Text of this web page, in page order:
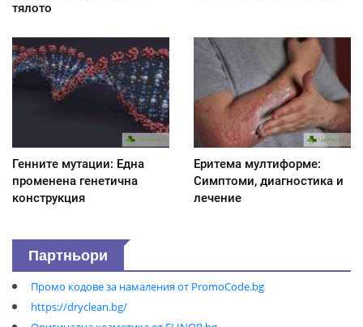
тялото
Генните мутации: Една
променена генетична
конструкция
Еритема мултиформе:
Симптоми, диагностика и
лечение
Партньори
Промо кодове за намаления от PromoCode.bg
https://dryclean.bg/